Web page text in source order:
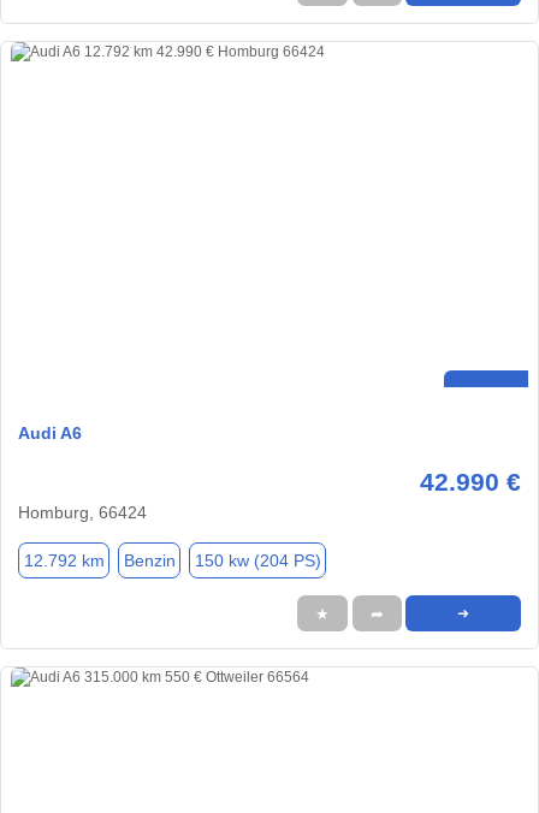
Audi A6
42.990 €
Homburg, 66424
12.792 km Benzin 150 kw (204 PS)
★ ➦ ➜